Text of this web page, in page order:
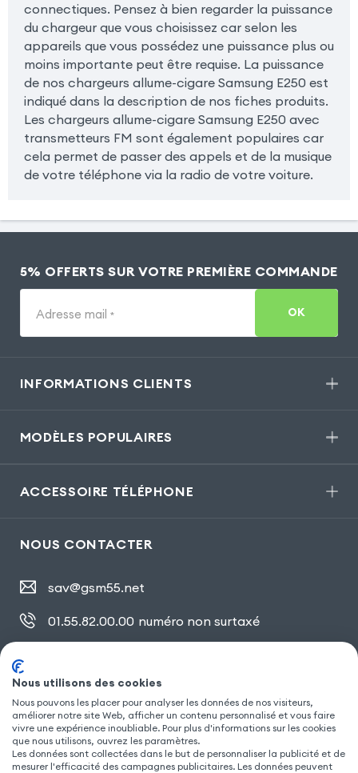
connectiques. Pensez à bien regarder la puissance
du chargeur que vous choisissez car selon les
appareils que vous possédez une puissance plus ou
moins importante peut être requise. La puissance
de nos chargeurs allume-cigare Samsung E250 est
indiqué dans la description de nos fiches produits.
Les chargeurs allume-cigare Samsung E250 avec
transmetteurs FM sont également populaires car
cela permet de passer des appels et de la musique
de votre téléphone via la radio de votre voiture.
5% OFFERTS SUR VOTRE PREMIÈRE COMMANDE
Adresse mail * OK
INFORMATIONS CLIENTS
MODÈLES POPULAIRES
ACCESSOIRE TÉLÉPHONE
NOUS CONTACTER
sav@gsm55.net
01.55.82.00.00 numéro non surtaxé
SUIVEZ NOUS
Nous utilisons des cookies
Nous pouvons les placer pour analyser les données de nos visiteurs,
améliorer notre site Web, afficher un contenu personnalisé et vous faire
vivre une expérience inoubliable. Pour plus d'informations sur les cookies
que nous utilisons, ouvrez les paramètres.
Les données sont collectées dans le but de personnaliser la publicité et de
mesurer l'efficacité des campagnes publicitaires. Les données peuvent